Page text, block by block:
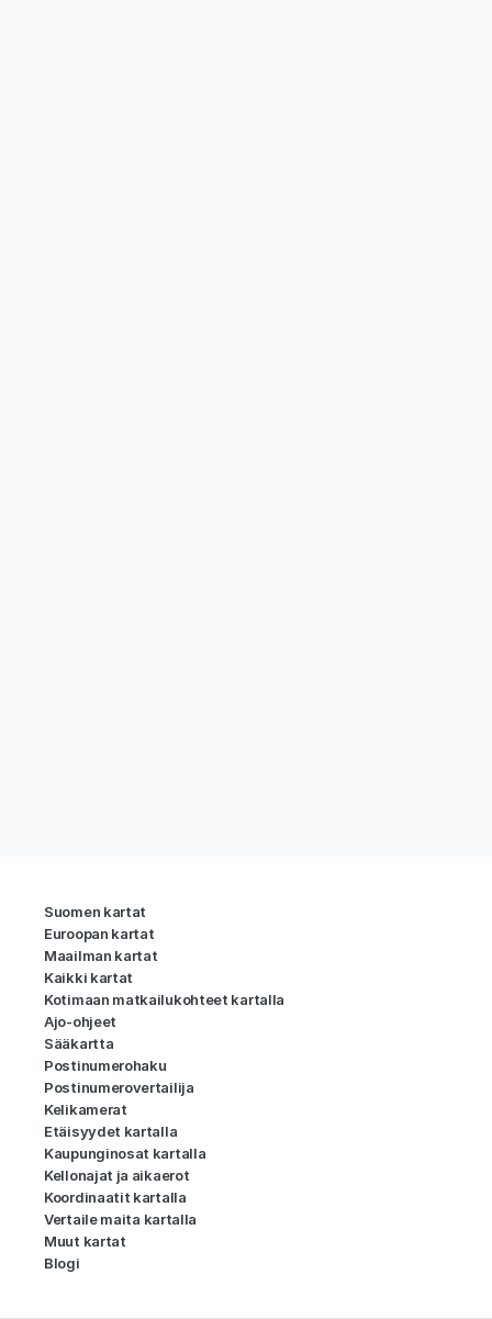
Suomen kartat
Euroopan kartat
Maailman kartat
Kaikki kartat
Kotimaan matkailukohteet kartalla
Ajo-ohjeet
Sääkartta
Postinumerohaku
Postinumerovertailija
Kelikamerat
Etäisyydet kartalla
Kaupunginosat kartalla
Kellonajat ja aikaerot
Koordinaatit kartalla
Vertaile maita kartalla
Muut kartat
Blogi